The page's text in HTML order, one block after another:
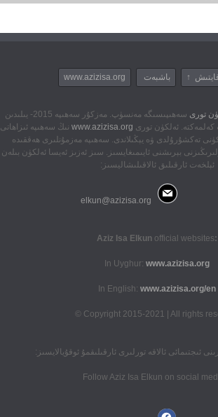
↑ باشبەت www.azizisa.org
تورى
سەھىپىسىگە مەنسۈپ. مەزكۇر سەھىپە 2015- يىلىدىن
كەلمەكتە. ئەلكۈن تورى www.azizisa.org نىڭ سەھىپە ئىزاھاتى
ئۆكتەبىر كۈنى تەكشۇرۇلدى ۋە يېڭىلاندى. سەھىپە مەزمۇنلىرى ھەققىدە
بېرىشنى ئايىمىغايسىز. سىز ئەزىز ئەيسا ئەلكۈن بىلەن
ئېلخەت ئارقىلىق ئالاقىلىشاليسىز:
:Aziz Isa Elkun
official websites
In Uyghur: www.azizisa.org
In English: www.azizisa.org/en
Copyright 2015-2021 | All rights
ئىجتىمائى ئالاقە تورلىرى ئارقىلىقمۇ ئوقۇيالايسىز: